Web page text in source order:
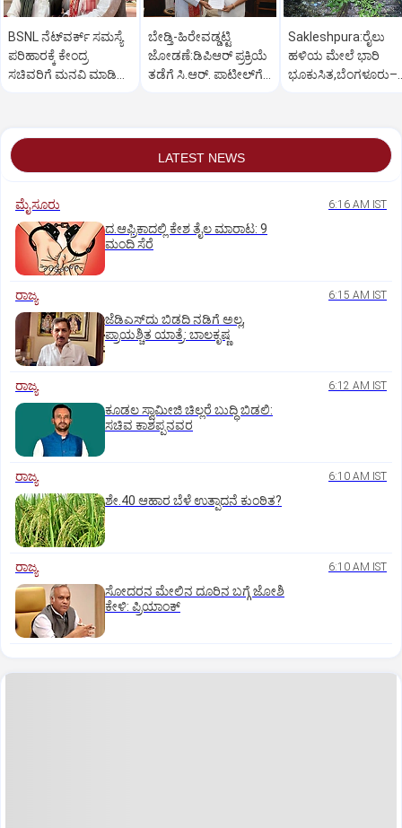
BSNL ನೆಟ್‌ವರ್ಕ್ ಸಮಸ್ಯೆ
ಪರಿಹಾರಕ್ಕೆ ಕೇಂದ್ರ
ಸಚಿವರಿಗೆ ಮನವಿ ಮಾಡಿದ
ಬೇಡ್ತಿ-ಹಿರೇವಡ್ಡಟ್ಟಿ
ಜೋಡಣೆ:ಡಿಪಿಆರ್‌ ಪ್ರಕ್ರಿಯೆ
ತಡೆಗೆ ಸಿ.ಆರ್. ಪಾಟೀಲ್‌ಗೆ
Sakleshpura:ರೈಲು
ಹಳಿಯ ಮೇಲೆ ಭಾರಿ
ಭೂಕುಸಿತ,ಬೆಂಗಳೂರು–
LATEST NEWS
ಮೈಸೂರು 6:16 AM IST
ದ.ಆಫ್ರಿಕಾದಲ್ಲಿ ಕೇಶ ತೈಲ ಮಾರಾಟ: 9
ಮಂದಿ ಸೆರೆ
ರಾಜ್ಯ 6:15 AM IST
ಜೆಡಿಎಸ್‌ದು ಬಿಡದಿ ನಡಿಗೆ ಅಲ್ಲ,
ಪ್ರಾಯಶ್ಚಿತ ಯಾತ್ರೆ: ಬಾಲಕೃಷ್ಣ
ರಾಜ್ಯ 6:12 AM IST
ಕೂಡಲ ಸ್ವಾಮೀಜಿ ಚಿಲ್ಲರೆ ಬುದ್ಧಿ ಬಿಡಲಿ:
ಸಚಿವ ಕಾಶಪ್ಪನವರ
ರಾಜ್ಯ 6:10 AM IST
ಶೇ.40 ಆಹಾರ ಬೆಳೆ ಉತ್ಪಾದನೆ ಕುಂಠಿತ?
ರಾಜ್ಯ 6:10 AM IST
ಸೋದರನ ಮೇಲಿನ ದೂರಿನ ಬಗ್ಗೆ ಜೋಶಿ
ಕೇಳಿ: ಪ್ರಿಯಾಂಕ್‌